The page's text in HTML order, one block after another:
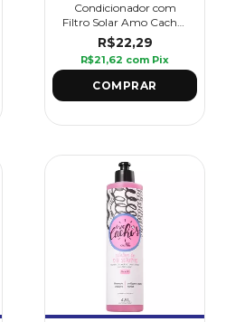
Condicionador com
Filtro Solar Amo Cachos
400 ml - Griffus
R$22,29
R$21,62 com Pix